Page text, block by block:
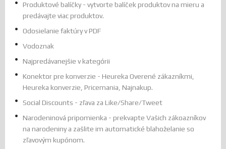
Produktové balíčky - vytvorte balíček produktov na mieru a
predávajte viac produktov.
Odosielanie faktúry v PDF
Vodoznak
Najpredávanejšie v kategórii
Konektor pre konverzie - Heureka Overené zákazníkmi,
Heureka konverzie, Pricemania, Najnakup.
Social Discounts - zľava za Like/Share/Tweet
Narodeninová pripomienka - prekvapte Vašich zákoazníkov
na narodeniny a zašlite im automatické blahoželanie so
zľavovým kupónom.